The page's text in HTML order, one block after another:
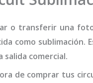
o transferir una
como
salida comercial.
de comprar tus